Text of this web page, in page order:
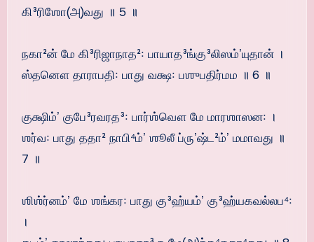
கி³ரிஶோ(அ)வது ॥ 5 ॥
நகா²ன் மே கி³ரிஜாநாத²꞉ பாயாத³ங்கு³லிஸம்ʼயுதான் ।
ஸ்தனௌ தாராபதி꞉ பாது வக்ஷ꞉ பஶுபதிர்மம ॥ 6 ॥
குக்ஷிம்ʼ குபே³ரவரத³꞉ பார்ஶ்வௌ மே மாரஶாஸன꞉ ।
ஶர்வ꞉ பாது ததா² நாபி⁴ம்ʼ ஶூலீ ப்ருʼஷ்ட²ம்ʼ மமாவது ॥
7 ॥
ஶிஶ்ர்னம்ʼ மே ஶங்கர꞉ பாது கு³ஹ்யம்ʼ கு³ஹ்யகவல்லப⁴꞉
।